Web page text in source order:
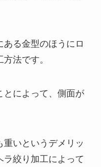
る金型のほうにロ
法です。
とによって、側面が
いというデメリッ
ラ絞り加工によって